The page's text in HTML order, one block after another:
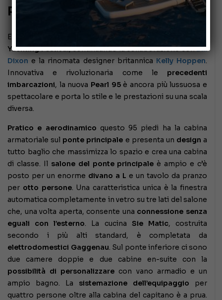
Pearl Yachts 95
E’ stata presentata dal Cantiere Pearl Yachts
Yachting Festival, continuando la collaborazione conBill
Dixon e la rinomata designer britannica Kelly Hoppen.
Innovativa e rivoluzionaria come le precedenti
imbarcazioni, la nuova Pearl 95è ancora più lussuosa e
spettacolare e porta lo stile e le prestazioni su una scala
diversa.
Pratico e aerodinamico questo 95 piedi ha la cabina
armatoriale sul ponte principale e presenta un design a
tutto baglio che massimizza lo spazio e crea una cabina
di classe. Il salone del ponte principale è ampio e c’è
posto per un enorme divano a L e un tavolo da pranzo
per otto persone. Una caratteristica unica è la finestra
automatica completamente in vetro su tre lati del salone
che, una volta aperta, consente una connessione senza
eguali con l’esterno. La cucina Sie Matic, costruita
secondo i più alti standard, è completata da
elettrodomestici Gaggenau. Sul ponte inferiore ci sono
due camere doppie e due cabine en-suite con la
possibilità di personalizzare con vano armadio e un
ampio bagno. La sistemazione dell’equipaggio per
quattro persone oltre alla cabina del capitano è a prua.